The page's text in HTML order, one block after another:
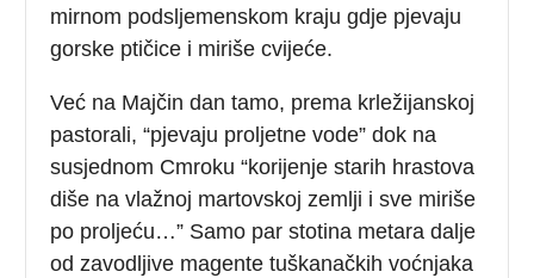
mirnom podsljemenskom kraju gdje pjevaju
gorske ptičice i miriše cvijeće.
Već na Majčin dan tamo, prema krležijanskoj
pastorali, “pjevaju proljetne vode” dok na
susjednom Cmroku “korijenje starih hrastova
diše na vlažnoj martovskoj zemlji i sve miriše
po proljeću…” Samo par stotina metara dalje
od zavodljive magente tuškanačkih voćnjaka